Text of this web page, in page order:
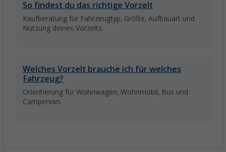
So findest du das richtige Vorzelt
Kaufberatung für Fahrzeugtyp, Größe, Aufbauart und
Nutzung deines Vorzelts.
Welches Vorzelt brauche ich für welches
Fahrzeug?
Orientierung für Wohnwagen, Wohnmobil, Bus und
Campervan.